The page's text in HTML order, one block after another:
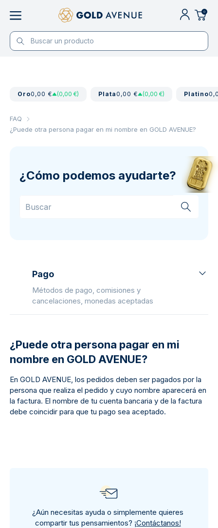
0
Oro0,00 € (0,00 €) Plata0,00 € (0,00 €) Platino
FAQ
¿Puede otra persona pagar en mi nombre en GOLD AVENUE?
¿Cómo podemos ayudarte?
Pago
Métodos de pago, comisiones y
cancelaciones, monedas aceptadas
¿Puede otra persona pagar en mi
nombre en GOLD AVENUE?
En GOLD AVENUE, los pedidos deben ser pagados por la
persona que realiza el pedido y cuyo nombre aparecerá en
la factura. El nombre de tu cuenta bancaria y de la factura
debe coincidir para que tu pago sea aceptado.
¿Aún necesitas ayuda o simplemente quieres
compartir tus pensamientos? ¡Contáctanos!